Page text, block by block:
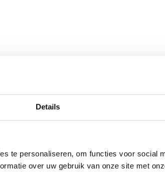
Details
te personaliseren, om functies voor social
over uw gebruik van onze site met
en diameter, als unieke schroef
een hoge uittrekwaarde te bereiken.
waardoor deze schroeven sneller in
die minstens gelijk zijn
schroef vanaf de eerste